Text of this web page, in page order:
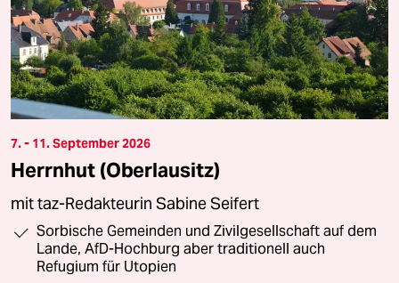
7. - 11. September 2026
Herrnhut (Oberlausitz)
mit taz-Redakteurin Sabine Seifert
Sorbische Gemeinden und Zivilgesellschaft auf dem
Lande, AfD-Hochburg aber traditionell auch
Refugium für Utopien